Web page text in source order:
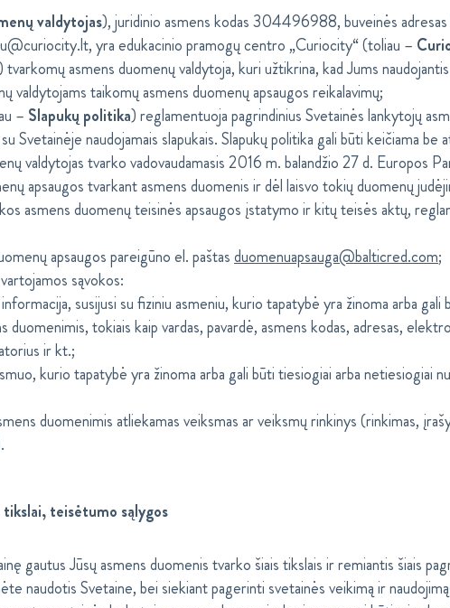
valdytojas), juridinio asmens kodas 304496988, buveinės adresas
yra edukacinio pramogų centro „Curiocity“ (toliau –
tvarkomų asmens duomenų valdytoja, kuri užtikrina, kad Jums
valdytojams taikomų asmens duomenų apsaugos reikalavimų;
– Slapukų politika) reglamentuoja pagrindinius Svetainės lankytojų
Svetainėje naudojamais slapukais. Slapukų politika gali būti keičiama
valdytojas tvarko vadovaudamasis 2016 m. balandžio 27 d. Europos
apsaugos tvarkant asmens duomenis ir dėl laisvo tokių duomenų
asmens duomenų teisinės apsaugos įstatymo ir kitų teisės aktų,
apsaugos pareigūno el. paštasduomenuapsauga@balticred.com;
sąvokos:
susijusi su fiziniu asmeniu, kurio tapatybė yra žinoma arba gali
duomenimis, tokiais kaip vardas, pavardė, asmens kodas, adresas,
ir kt.;
kurio tapatybė yra žinoma arba gali būti tiesiogiai arba netiesiogiai
duomenimis atliekamas veiksmas ar veiksmų rinkinys (rinkimas,
teisėtumo sąlygos
gautus Jūsų asmens duomenis tvarko šiais tikslais ir remiantis šiais
naudotis Svetaine, bei siekiant pagerinti svetainės veikimą ir